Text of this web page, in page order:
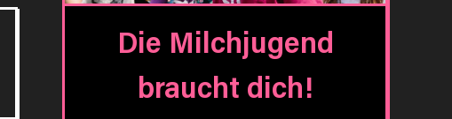
Die Milchjugend
braucht dich!